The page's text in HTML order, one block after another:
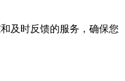
及时反馈的服务，确保您